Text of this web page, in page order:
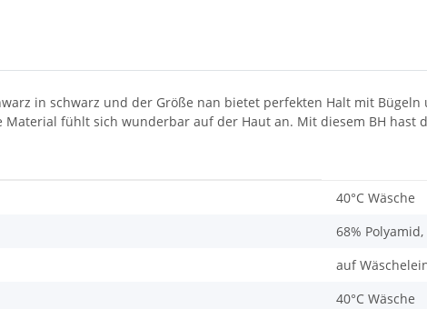
in schwarz und der Größe nan bietet perfekten Halt mit
fühlt sich wunderbar auf der Haut an. Mit diesem BH hast
40°C Wäsche
68%
auf
40°C Wäsche